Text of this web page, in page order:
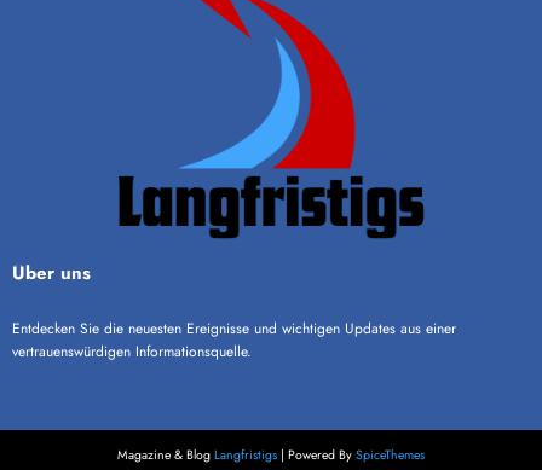
Über uns
Entdecken Sie die neuesten Ereignisse und wichtigen Updates aus einer
vertrauenswürdigen Informationsquelle.
Magazine & Blog Langfristigs | Powered By SpiceThemes